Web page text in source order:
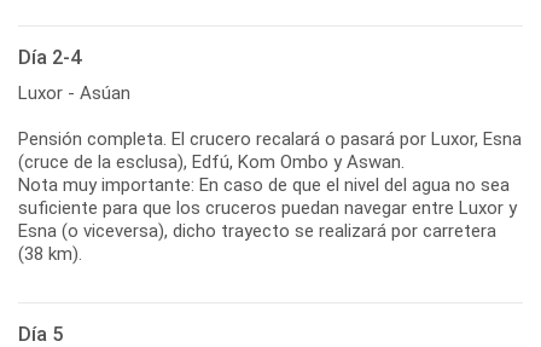
Día 2-4
Luxor - Asúan
Pensión completa. El crucero recalará o pasará por Luxor, Esna
(cruce de la esclusa), Edfú, Kom Ombo y Aswan.
Nota muy importante: En caso de que el nivel del agua no sea
suficiente para que los cruceros puedan navegar entre Luxor y
Esna (o viceversa), dicho trayecto se realizará por carretera
(38 km).
Día 5